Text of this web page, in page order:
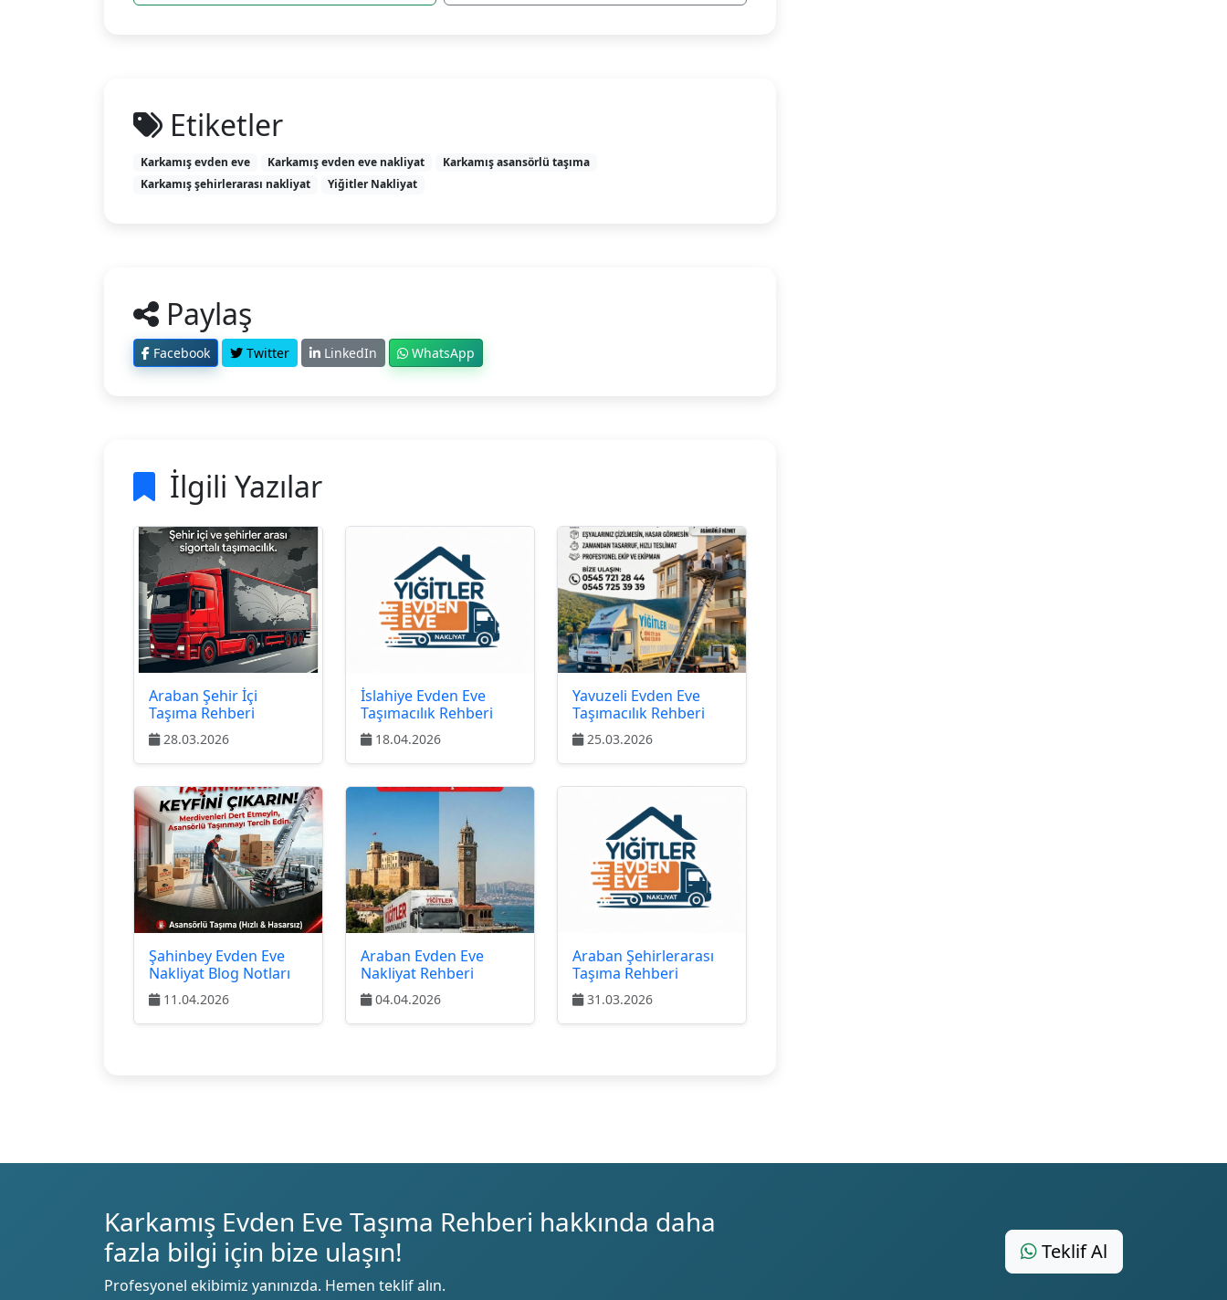
Etiketler
Karkamış evden eve Karkamış evden eve nakliyat
Karkamış asansörlü taşıma
Karkamış şehirlerarası nakliyat
Yiğitler Nakliyat
Paylaş
Facebook Twitter LinkedIn WhatsApp
İlgili Yazılar
Araban Şehir İçi
Taşıma Rehberi
28.03.2026
İslahiye Evden Eve
Taşımacılık Rehberi
18.04.2026
Yavuzeli Evden Eve
Taşımacılık Rehberi
25.03.2026
Şahinbey Evden Eve
Nakliyat Blog Notları
11.04.2026
Araban Evden Eve
Nakliyat Rehberi
04.04.2026
Araban Şehirlerarası
Taşıma Rehberi
31.03.2026
Karkamış Evden Eve Taşıma Rehberi hakkında daha
fazla bilgi için bize ulaşın!
Profesyonel ekibimiz yanınızda. Hemen teklif alın.
Teklif Al